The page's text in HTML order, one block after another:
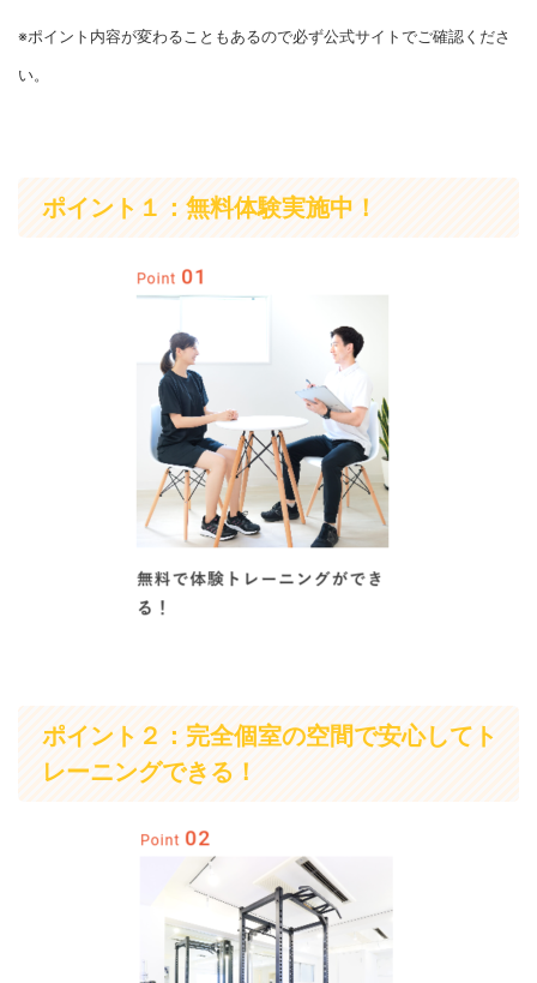
※ポイント内容が変わることもあるので必ず公式サイトでご確認くださ
い。
ポイント１：無料体験実施中！
ポイント２：完全個室の空間で安心してト
レーニングできる！